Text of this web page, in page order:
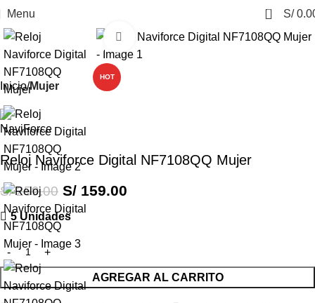
Menu 0 S/
-39%
HOT
Click to enlarge
Inicio Mujer
Reloj Naviforce Digital NF7108QQ Mujer
S/259.00 S/ 159.00
5 Unidades
AGREGAR AL CARRITO